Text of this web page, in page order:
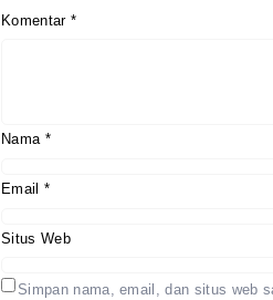
Komentar *
Nama *
Email *
Situs Web
Simpan nama, email, dan situs web